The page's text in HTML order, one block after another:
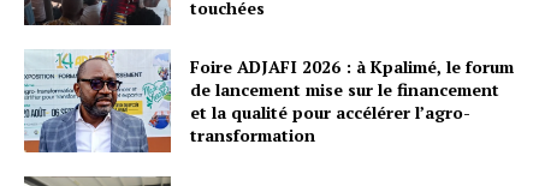
touchées
Foire ADJAFI 2026 : à Kpalimé, le forum
de lancement mise sur le financement
et la qualité pour accélérer l’agro-
transformation